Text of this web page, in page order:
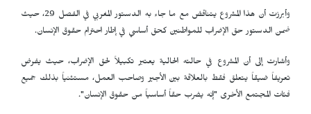
وأبرزت أن هذا المشروع يتناقض مع ما جاء به الدستور المغربي في الفصل 29، حيث
ضمن الدستور حق الإضراب للمواطنين كحق أساسي في إطار احترام حقوق الإنسان.
وأشارت إلى أن المشروع في حالته الحالية يعتبر تكبيلاً لحق الإضراب، حيث يفرض
تعريفاً ضيقاً يتعلق فقط بالعلاقة بين الأجير وصاحب العمل، مستثنياً بذلك جميع
فئات المجتمع الأخرى "إنه يضرب حقاً أساسياً من حقوق الإنسان".